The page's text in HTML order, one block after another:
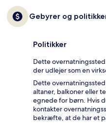
Gebyrer og
Politikker
Dette
der udlejer som en
Dette
altaner, balkoner eller
egnede for børn. Hvis
kontakter
bekræfte, at de har et